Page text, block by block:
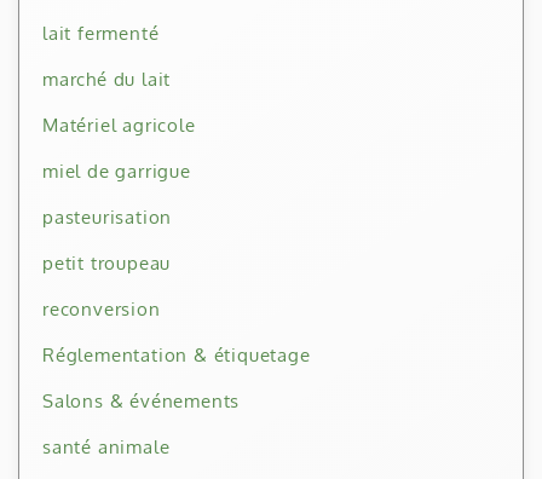
lait fermenté
marché du lait
Matériel agricole
miel de garrigue
pasteurisation
petit troupeau
reconversion
Réglementation & étiquetage
Salons & événements
santé animale